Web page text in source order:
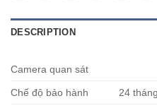
DESCRIPTION
Camera quan sát
Chế độ bảo hành 24 tháng